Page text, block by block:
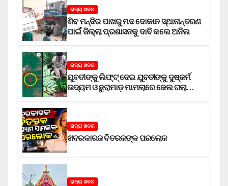
ରାଜ୍ୟ ଖବର
ଶିବ ମନ୍ଦିର ପାଖରୁ ମଦ ଦୋକାନ ସ୍ଥାନାନ୍ତରଣ
ପାଇଁ ଜିଲ୍ଲା ପ୍ରଶାସନକୁ ଦାବି କଲେ ଅନିଲ
ରାଜ୍ୟ ଖବର
ଯୁବତୀଙ୍କୁ ଲିଫ୍‌ଟ୍‌ ଦେଇ ଯୁବତୀଙ୍କୁ ଦୁଷ୍କର୍ମ
ଉଦ୍ୟମ ଓ ଛୁରାମାଡ଼ ମାମଲାରେ ଜେଲ ଗଲା
ରାଜ୍ୟ ଖବର
ଖବରକାଗଜ ବିତରକଙ୍କ ପରଲୋକ
ରାଜ୍ୟ ଖବର